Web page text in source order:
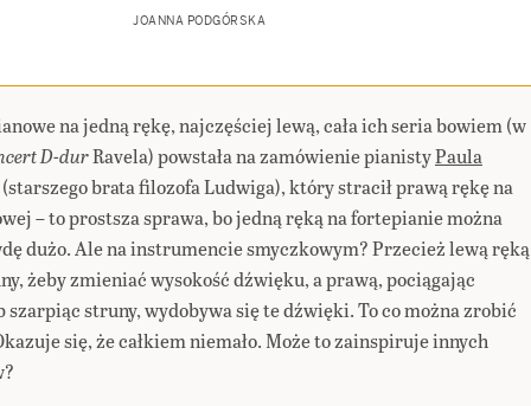
JOANNA PODGÓRSKA
na jedną rękę, najczęściej lewą, cała ich seria bowiem (w
D-durRavela) powstała na zamówienie pianistyPaula
(starszego brata filozofa Ludwiga), który stracił prawą rękę na
– to prostsza sprawa, bo jedną ręką na fortepianie można
dużo. Ale na instrumencie smyczkowym? Przecież lewą ręką
żeby zmieniać wysokość dźwięku, a prawą, pociągając
struny, wydobywa się te dźwięki. To co można zrobić
się, że całkiem niemało. Może to zainspiruje innych